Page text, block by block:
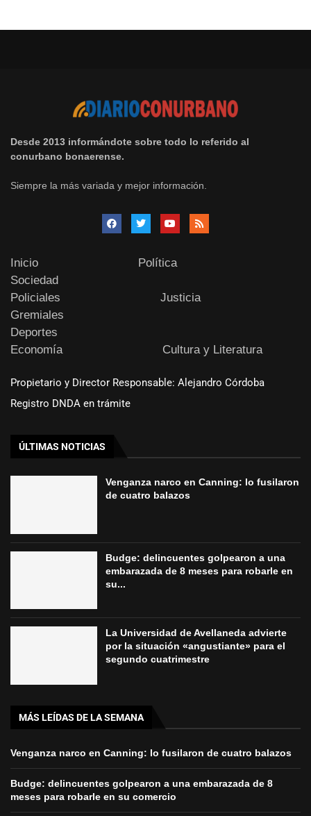
Desde 2013 informándote sobre todo lo referido al
conurbano bonaerense.
Siempre la más variada y mejor información.
Inicio
Política
Sociedad
Policiales
Justicia
Gremiales
Deportes
Economía
Cultura y Literatura
Propietario y Director Responsable: Alejandro Córdoba
Registro DNDA en trámite
ÚLTIMAS NOTICIAS
Venganza narco en Canning: lo fusilaron
de cuatro balazos
Budge: delincuentes golpearon a una
embarazada de 8 meses para robarle en
su...
La Universidad de Avellaneda advierte
por la situación «angustiante» para el
segundo cuatrimestre
MÁS LEÍDAS DE LA SEMANA
Venganza narco en Canning: lo fusilaron de cuatro balazos
Budge: delincuentes golpearon a una embarazada de 8
meses para robarle en su comercio